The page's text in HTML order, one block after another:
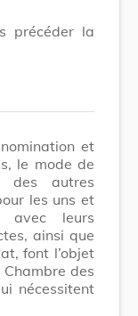
précéder la
et
le mode de
des autres
les uns et
avec leurs
ainsi que
font l’objet
des
nécessitent